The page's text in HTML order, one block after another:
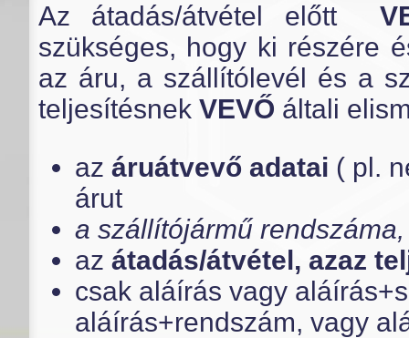
Az átadás/átvétel előtt
szükséges, hogy ki részére
az áru, a szállítólevél és a
teljesítésnek VEVŐ általi
az áruátvevő adatai ( pl.
árut
a szállítójármű
az átadás/átvétel, azaz
csak aláírás vagy
aláírás+rendszám, vagy